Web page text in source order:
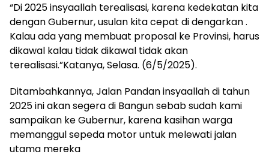
“Di 2025 insyaallah terealisasi, karena kedekatan kita
dengan Gubernur, usulan kita cepat di dengarkan .
Kalau ada yang membuat proposal ke Provinsi, harus
dikawal kalau tidak dikawal tidak akan
terealisasi.”Katanya, Selasa. (6/5/2025).
Ditambahkannya, Jalan Pandan insyaallah di tahun
2025 ini akan segera di Bangun sebab sudah kami
sampaikan ke Gubernur, karena kasihan warga
memanggul sepeda motor untuk melewati jalan
utama mereka